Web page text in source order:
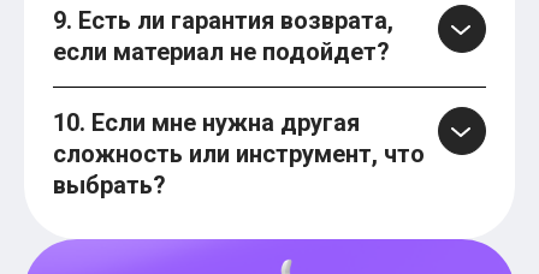
9. Есть ли гарантия возврата,
если материал не подойдет?
10. Если мне нужна другая
сложность или инструмент, что
выбрать?